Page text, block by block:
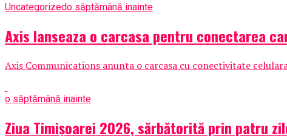
Uncategorizedo săptămână inainte
Axis lanseaza o carcasa pentru conectarea
Axis Communications anunta o carcasa cu conectivitate
o săptămână inainte
Ziua Timișoarei 2026, sărbătorită prin patru